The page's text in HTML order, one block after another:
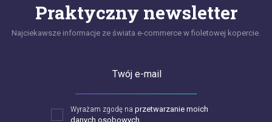
Praktyczny newsletter
Najciekawsze informacje ze świata e-commerce w fioletowej kopercie.
Twój e-mail
Wyrażam zgodę na przetwarzanie moich
danych osobowych.